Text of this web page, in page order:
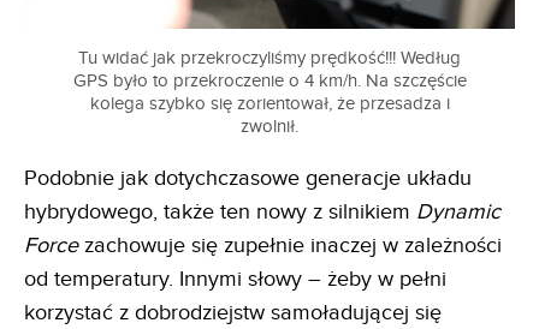
Tu widać jak przekroczyliśmy prędkość!!! Według
GPS było to przekroczenie o 4 km/h. Na szczęście
kolega szybko się zorientował, że przesadza i
zwolnił.
Podobnie jak dotychczasowe generacje układu
hybrydowego, także ten nowy z silnikiem Dynamic
Force zachowuje się zupełnie inaczej w zależności
od temperatury. Innymi słowy – żeby w pełni
korzystać z dobrodziejstw samoładującej się